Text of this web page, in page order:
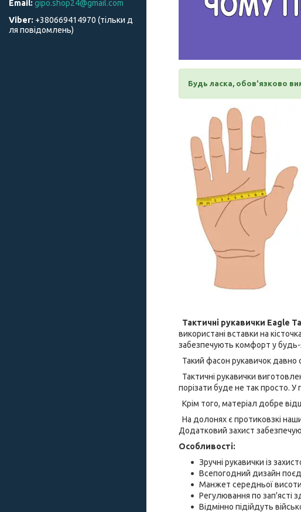
Будь ласка, обов'язково
Тактичні рукавички Eagle
використані вставки на
забезпечують комфорт у будь-
Такий фасон рукавичок давно
Тактичні рукавички
порізати буде не так просто. У
Крім того, матеріал добре
На долонях є протиковзкі
Додатковий захист
Особливості:
Зручні рукавички із
Всепогодний дизайн
Манжет середньої
Регулювання по зап'ясті
Відмінно підійдуть
gipo.shop24@gmail.com
+380669414970 (тільки д
ля повідомлень)